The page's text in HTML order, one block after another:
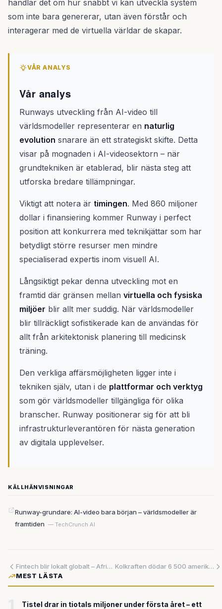
handlar det om hur snabbt vi kan utveckla system
som inte bara genererar, utan även förstår och
interagerar med de virtuella världar de skapar.
VÅR ANALYS
Vår analys
Runways utveckling från AI-video till
världsmodeller representerar en naturlig
evolution snarare än ett strategiskt skifte. Detta
visar på mognaden i AI-videosektorn – när
grundtekniken är etablerad, blir nästa steg att
utforska bredare tillämpningar.
Viktigt att notera är timingen. Med 860 miljoner
dollar i finansiering kommer Runway i perfect
position att konkurrera med teknikjättar som har
betydligt större resurser men mindre
specialiserad expertis inom visuell AI.
Långsiktigt pekar denna utveckling mot en
framtid där gränsen mellan virtuella och fysiska
miljöer blir allt mer suddig. När världsmodeller
blir tillräckligt sofistikerade kan de användas för
allt från arkitektonisk planering till medicinsk
träning.
Den verkliga affärsmöjligheten ligger inte i
tekniken själv, utan i de plattformar och verktyg
som gör världsmodeller tillgängliga för olika
branscher. Runway positionerar sig för att bli
infrastrukturleverantören för nästa generation
av digitala upplevelser.
KÄLLHÄNVISNINGAR
Runway-grundare: AI-video bara början – världsmodeller är
framtiden — TechCrunch AI
Fintech blir lokalt globalt – Afrikas miljardbörsnotering del av större trend
Kolkraften dödar 6 500 amerikaner årligen – samtidigt kämpar familjer med skyhöga elräkningar
MEST LÄSTA
Tistel drar in tiotals miljoner under första året – ett